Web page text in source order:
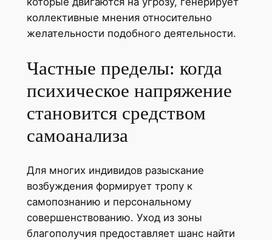
коллективные мнения относительно
желательности подобного деятельности.
Частные пределы: когда
психическое напряжение
становится средством
самоанализа
Для многих индивидов разыскание
возбуждения формирует тропу к
самопознанию и персональному
совершенствованию. Уход из зоны
благополучия предоставляет шанс найти